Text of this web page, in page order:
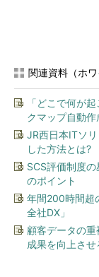
関連資料（ホワ
「どこで何が
クマップ自動作
JR西日本ITソ
した方法とは?
SCS評価制度
のポイント
年間200時間超
全社DX」
顧客データの
成果を向上させ